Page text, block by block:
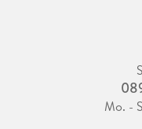
Mo. -